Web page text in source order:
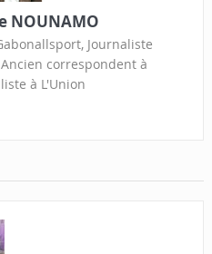
NOUNAMO
Journaliste
correspondent à
à L'Union